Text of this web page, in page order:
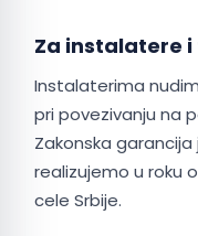
Za instalatere
Instalaterima
pri povezivanju na
Zakonska
realizujemo u roku
cele Srbije.